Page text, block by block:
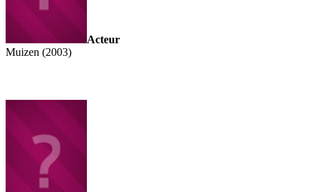
Acteur
Muizen (2003)